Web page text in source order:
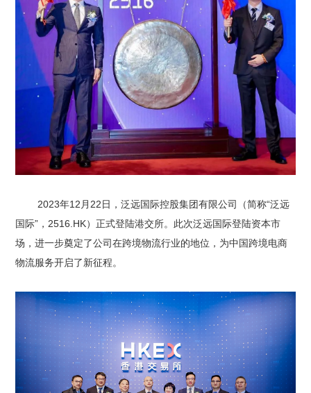
2023年12月22日，泛远国际控股集团有限公司（简称“泛远
国际”，2516.HK）正式登陆港交所。此次泛远国际登陆资本市
场，进一步奠定了公司在跨境物流行业的地位，为中国跨境电商
物流服务开启了新征程。